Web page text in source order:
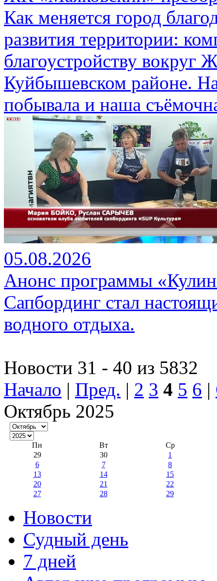
Как меняется город
развития территории:
благоустройству вокруг
Куйбышевском районе.
побывала и наша
05.08.2026
Анонс программы
Сапбординг стал
водного отдыха.
Новости 31 - 40 из 5832
Начало | Пред. | 2 3 4 5 6 |
Октябрь 2025
Пн Вт
Ср
29
30
1
6
7
8
13
14
15
20
21
22
27
28 29
Новости
Судный день
7 дней